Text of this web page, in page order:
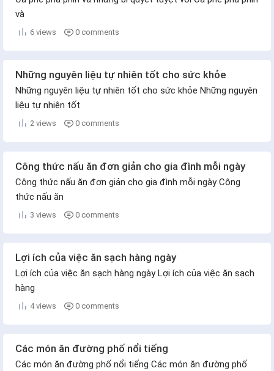
và
6 views 0 comments
Những nguyên liệu tự nhiên tốt cho sức khỏe
Những nguyên liệu tự nhiên tốt cho sức khỏe Những nguyên
liệu tự nhiên tốt
2 views 0 comments
Công thức nấu ăn đơn giản cho gia đình mỗi ngày
Công thức nấu ăn đơn giản cho gia đình mỗi ngày Công
thức nấu ăn
3 views 0 comments
Lợi ích của việc ăn sạch hàng ngày
Lợi ích của việc ăn sạch hàng ngày Lợi ích của việc ăn sạch
hàng
4 views 0 comments
Các món ăn đường phố nổi tiếng
Các món ăn đường phố nổi tiếng Các món ăn đường phố